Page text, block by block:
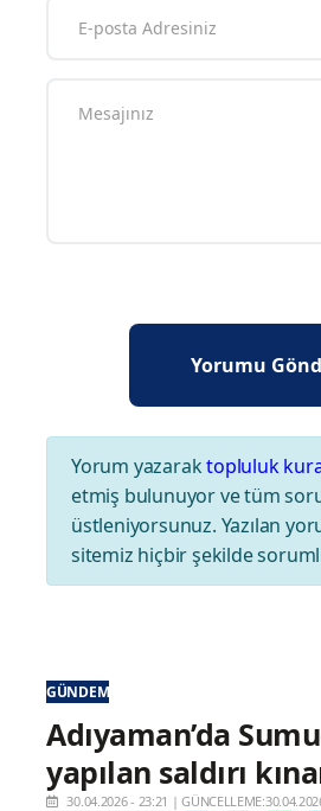
Yorum yazaraktopluluk
etmiş bulunuyor ve tüm
üstleniyorsunuz. Yazılan
sitemiz hiçbir şekilde
GÜNDEM
Adıyaman’da
yapılan saldırı
30.04.2026 - 23:21 |